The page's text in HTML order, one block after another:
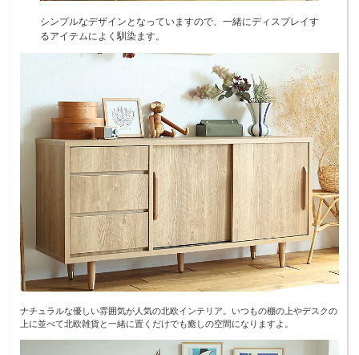
シンプルなデザインとなっていますので、一緒にディスプレイす
るアイテムによく馴染ます。
ナチュラルな優しい雰囲気が人気の北欧インテリア。いつもの棚の上やデスクの
上に並べて北欧雑貨と一緒に置くだけでも癒しの空間になりますよ。